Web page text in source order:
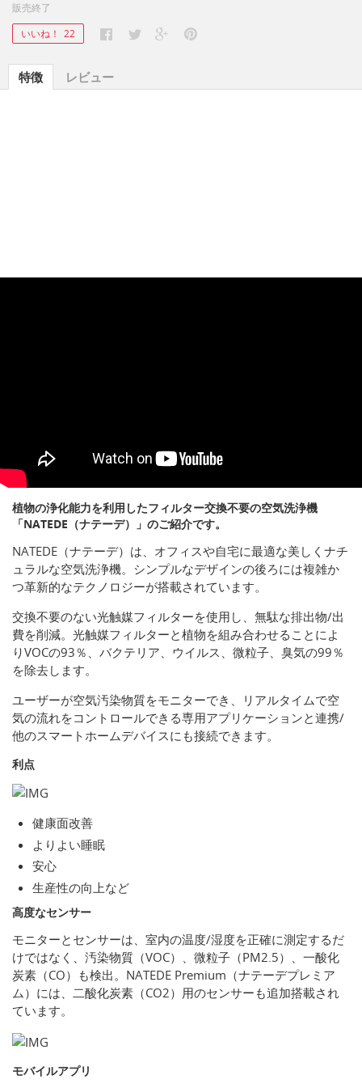
販売終了
いいね！ 22
特徴 レビュー
植物の浄化能力を利用したフィルター交換不要の空気洗浄機
「NATEDE（ナテーデ）」のご紹介です。
NATEDE（ナテーデ）は、オフィスや自宅に最適な美しくナチ
ュラルな空気洗浄機。シンプルなデザインの後ろには複雑か
つ革新的なテクノロジーが搭載されています。
交換不要のない光触媒フィルターを使用し、無駄な排出物/出
費を削減。光触媒フィルターと植物を組み合わせることによ
りVOCの93％、バクテリア、ウイルス、微粒子、臭気の99％
を除去します。
ユーザーが空気汚染物質をモニターでき、リアルタイムで空
気の流れをコントロールできる専用アプリケーションと連携/
他のスマートホームデバイスにも接続できます。
利点
健康面改善
よりよい睡眠
安心
生産性の向上など
高度なセンサー
モニターとセンサーは、室内の温度/湿度を正確に測定するだ
けではなく、汚染物質（VOC）、微粒子（PM2.5）、一酸化
炭素（CO）も検出。NATEDE Premium（ナテーデプレミア
ム）には、二酸化炭素（CO2）用のセンサーも追加搭載され
ています。
モバイルアプリ